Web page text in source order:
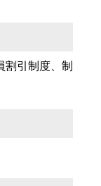
割引制度、制